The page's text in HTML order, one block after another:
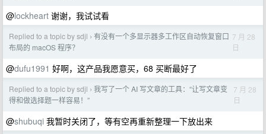
@lockheart 谢谢，我试试看
Replied to a topic by sdjl › 有没有一个多显示器多工作区自动恢复窗口
布局的 macOS 程序？
7 月 28
日
@dufu1991 好啊，这产品我愿意买，68 买断最好了
Replied to a topic by sdjl › 我写了一个 AI 写文章的工具：“让写文章变
得和做选择题一样容易！”
7 月 28
日
@shubuqi 我暂时关闭了，等有空再重新整理一下放出来